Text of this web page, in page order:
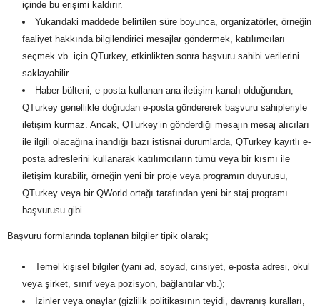
içinde bu erişimi kaldırır.
Yukarıdaki maddede belirtilen süre boyunca, organizatörler, örneğin
faaliyet hakkında bilgilendirici mesajlar göndermek, katılımcıları
seçmek vb. için QTurkey, etkinlikten sonra başvuru sahibi verilerini
saklayabilir.
Haber bülteni, e-posta kullanan ana iletişim kanalı olduğundan,
QTurkey genellikle doğrudan e-posta göndererek başvuru sahipleriyle
iletişim kurmaz. Ancak, QTurkey’in gönderdiği mesajın mesaj alıcıları
ile ilgili olacağına inandığı bazı istisnai durumlarda, QTurkey kayıtlı e-
posta adreslerini kullanarak katılımcıların tümü veya bir kısmı ile
iletişim kurabilir, örneğin yeni bir proje veya programın duyurusu,
QTurkey veya bir QWorld ortağı tarafından yeni bir staj programı
başvurusu gibi.
Başvuru formlarında toplanan bilgiler tipik olarak;
Temel kişisel bilgiler (yani ad, soyad, cinsiyet, e-posta adresi, okul
veya şirket, sınıf veya pozisyon, bağlantılar vb.);
İzinler veya onaylar (gizlilik politikasının teyidi, davranış kuralları,